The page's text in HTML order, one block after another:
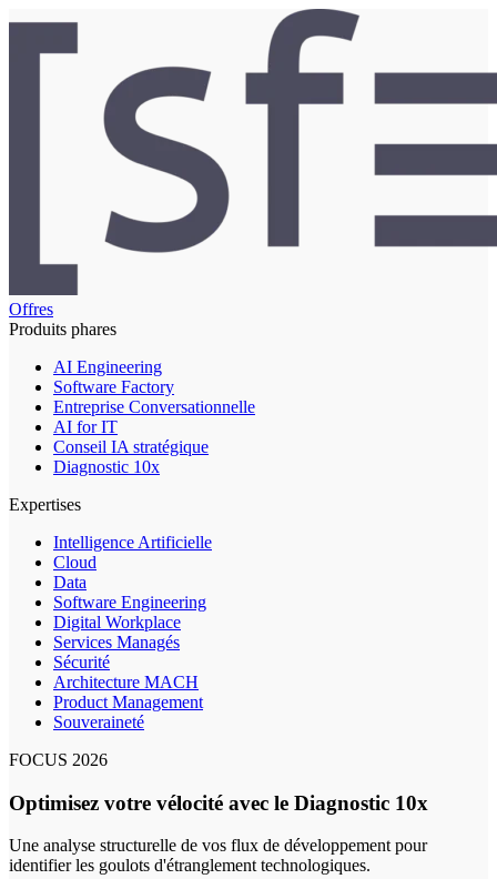
Offres
Produits phares
AI Engineering
Software Factory
Entreprise Conversationnelle
AI for IT
Conseil IA stratégique
Diagnostic 10x
Expertises
Intelligence Artificielle
Cloud
Data
Software Engineering
Digital Workplace
Services Managés
Sécurité
Architecture MACH
Product Management
Souveraineté
FOCUS 2026
Optimisez votre vélocité avec le Diagnostic 10x
Une analyse structurelle de vos flux de développement pour
identifier les goulots d'étranglement technologiques.